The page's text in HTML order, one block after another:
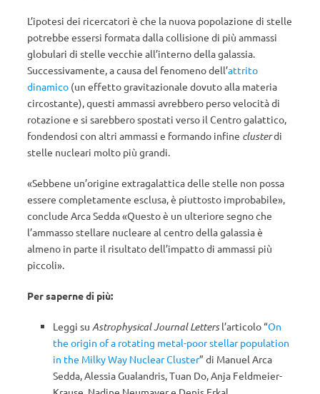
L’ipotesi dei ricercatori è che la nuova popolazione di stelle
potrebbe essersi formata dalla collisione di più ammassi
globulari di stelle vecchie all’interno della galassia.
Successivamente, a causa del fenomeno dell’attrito
dinamico (un effetto gravitazionale dovuto alla materia
circostante), questi ammassi avrebbero perso velocità di
rotazione e si sarebbero spostati verso il Centro galattico,
fondendosi con altri ammassi e formando infine clusterdi
stelle nucleari molto più grandi.
«Sebbene un’origine extragalattica delle stelle non possa
essere completamente esclusa, è piuttosto improbabile»,
conclude Arca Sedda «Questo è un ulteriore segno che
l’ammasso stellare nucleare al centro della galassia è
almeno in parte il risultato dell’impatto di ammassi più
piccoli».
Per saperne di più:
Leggi su Astrophysical Journal Lettersl’articolo “On
the origin of a rotating metal-poor stellar population
in the Milky Way Nuclear Cluster” di Manuel Arca
Sedda, Alessia Gualandris, Tuan Do, Anja Feldmeier-